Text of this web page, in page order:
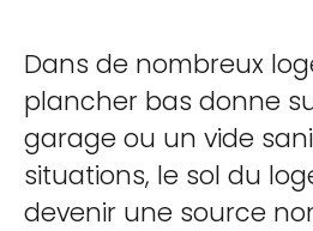
Dans de nombreux
plancher bas donne
garage ou un vide
situations, le sol du
devenir une source